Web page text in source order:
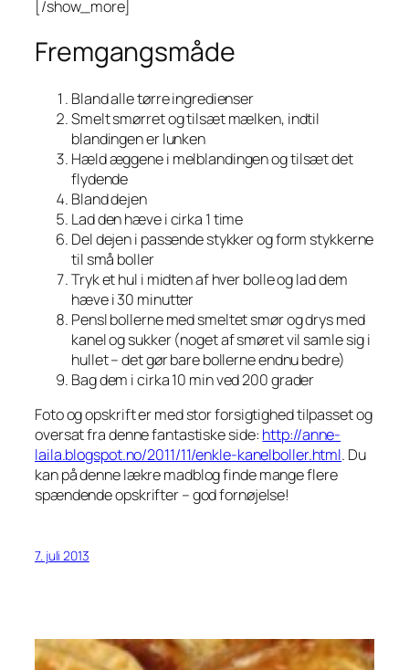
[/show_more]
Fremgangsmåde
Bland alle tørre ingredienser
Smelt smørret og tilsæt mælken, indtil
blandingen er lunken
Hæld æggene i melblandingen og tilsæt det
flydende
Bland dejen
Lad den hæve i cirka 1 time
Del dejen i passende stykker og form stykkerne
til små boller
Tryk et hul i midten af hver bolle og lad dem
hæve i 30 minutter
Pensl bollerne med smeltet smør og drys med
kanel og sukker (noget af smøret vil samle sig i
hullet – det gør bare bollerne endnu bedre)
Bag dem i cirka 10 min ved 200 grader
Foto og opskrift er med stor forsigtighed tilpasset og
oversat fra denne fantastiske side: http://anne-
laila.blogspot.no/2011/11/enkle-kanelboller.html. Du
kan på denne lækre madblog finde mange flere
spændende opskrifter – god fornøjelse!
7. juli 2013